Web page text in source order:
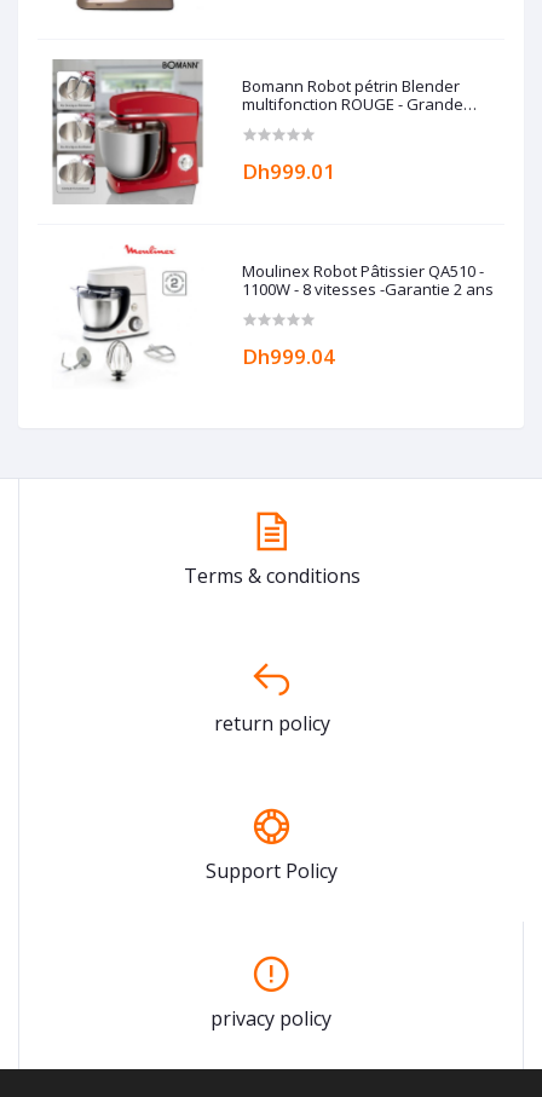
Bomann Robot pétrin Blender
multifonction ROUGE - Grande
Dh999.01
Moulinex Robot Pâtissier QA510 -
1100W - 8 vitesses -Garantie 2 ans
Dh999.04
Terms & conditions
return policy
Support Policy
privacy policy